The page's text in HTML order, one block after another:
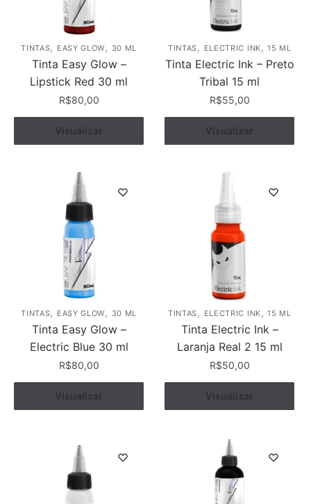
TINTAS, EASY GLOW, 30 ML
Tinta Easy Glow –
Lipstick Red 30 ml
R$80,00
Comprar
Visualizar
TINTAS, ELECTRIC INK,15 ML
Tinta Electric Ink – Preto
Tribal 15 ml
R$55,00
Comprar
Visualizar
TINTAS, EASY GLOW, 30 ML
Tinta Easy Glow –
Electric Blue 30 ml
R$80,00
Comprar
Visualizar
TINTAS, ELECTRIC INK,15 ML
Tinta Electric Ink –
Laranja Real 2 15 ml
R$50,00
Comprar
Visualizar